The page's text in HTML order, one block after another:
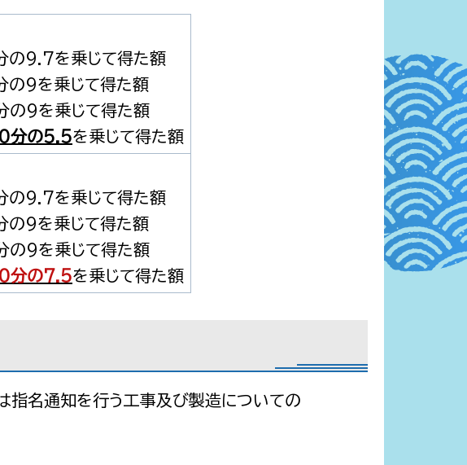
の9.7を乗じて得た額
の9を乗じて得た額
の9を乗じて得た額
分の5.5を乗じて得た額
の9.7を乗じて得た額
の9を乗じて得た額
の9を乗じて得た額
分の7.5を乗じて得た額
名通知を行う工事及び製造についての